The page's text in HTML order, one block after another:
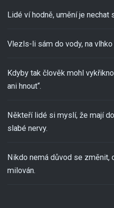
Lidé ví hodně, umění je nechat
Vlezls-li sám do vody, na vlhko
Kdyby tak člověk mohl
ani hnout“.
Někteří lidé si myslí, že mají
slabé nervy.
Nikdo nemá důvod se změnit,
milován.